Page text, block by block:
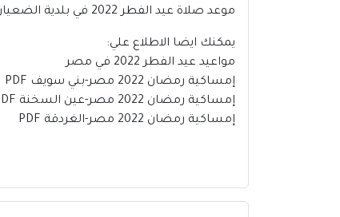
موعد صلاة عيد الفطر 2022 في بلدية الضعيان | قطر
يمكنك ايضا الاطلاع علي:
مواعيد عيد الفطر 2022 في مصر
إمساكية رمضان 2022 مصر-بني سويف PDF
إمساكية رمضان 2022 مصر-عين السخنة PDF
إمساكية رمضان 2022 مصر-الغردقة PDF